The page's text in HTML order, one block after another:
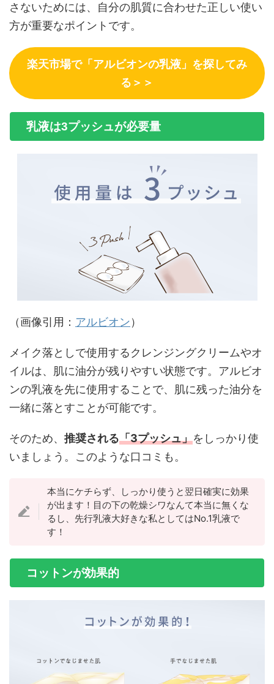
さないためには、自分の肌質に合わせた正しい使い
方が重要なポイントです。
楽天市場で「アルビオンの乳液」を探してみ
る＞＞
乳液は3プッシュが必要量
（画像引用： アルビオン）
メイク落としで使用するクレンジングクリームやオ
イルは、肌に油分が残りやすい状態です。アルビオ
ンの乳液を先に使用することで、肌に残った油分を
一緒に落とすことが可能です。
そのため、 推奨される「3プッシュ」をしっかり使
いましょう。このような口コミも。
本当にケチらず、しっかり使うと翌日確実に効果
が出ます！目の下の乾燥シワなんて本当に無くな
るし、先行乳液大好きな私としてはNo.1乳液で
す！
コットンが効果的